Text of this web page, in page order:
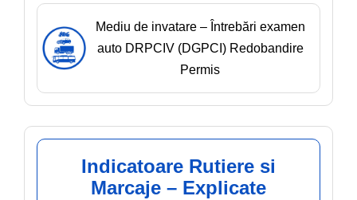
Mediu de invatare – Întrebări examen
auto DRPCIV (DGPCI) Redobandire
Permis
Indicatoare Rutiere si
Marcaje – Explicate